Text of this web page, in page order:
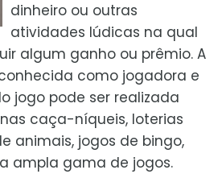
dinheiro ou outras
atividades lúdicas na qual
algum ganho ou prêmio. A
como jogadora e
jogo pode ser realizada
caça-níqueis, loterias
animais, jogos de bingo,
ampla gama de jogos.